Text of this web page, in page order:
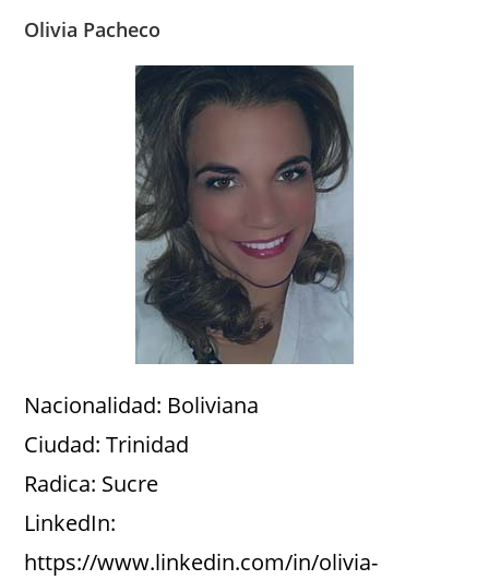
Olivia Pacheco
Nacionalidad: Boliviana
Ciudad: Trinidad
Radica: Sucre
LinkedIn:
https://www.linkedin.com/in/olivia-